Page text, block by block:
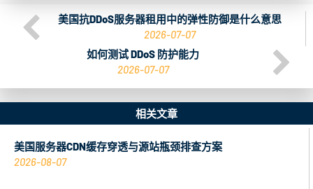
美国抗DDoS服务器租用中的弹性防御是什么意思
2026-07-07
如何测试 DDoS 防护能力
2026-07-07
相关文章
美国服务器CDN缓存穿透与源站瓶颈排查方案
2026-08-07